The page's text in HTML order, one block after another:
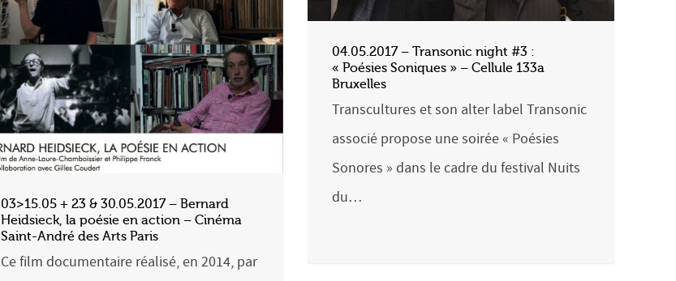
04.05.2017 – Transonic night #3 :
« Poésies Soniques » – Cellule 133a
Bruxelles
Transcultures et son alter label Transonic
associé propose une soirée « Poésies
Sonores » dans le cadre du festival Nuits
du…
03>15.05 + 23 & 30.05.2017 – Bernard
Heidsieck, la poésie en action – Cinéma
Saint-André des Arts Paris
Ce film documentaire réalisé, en 2014, par